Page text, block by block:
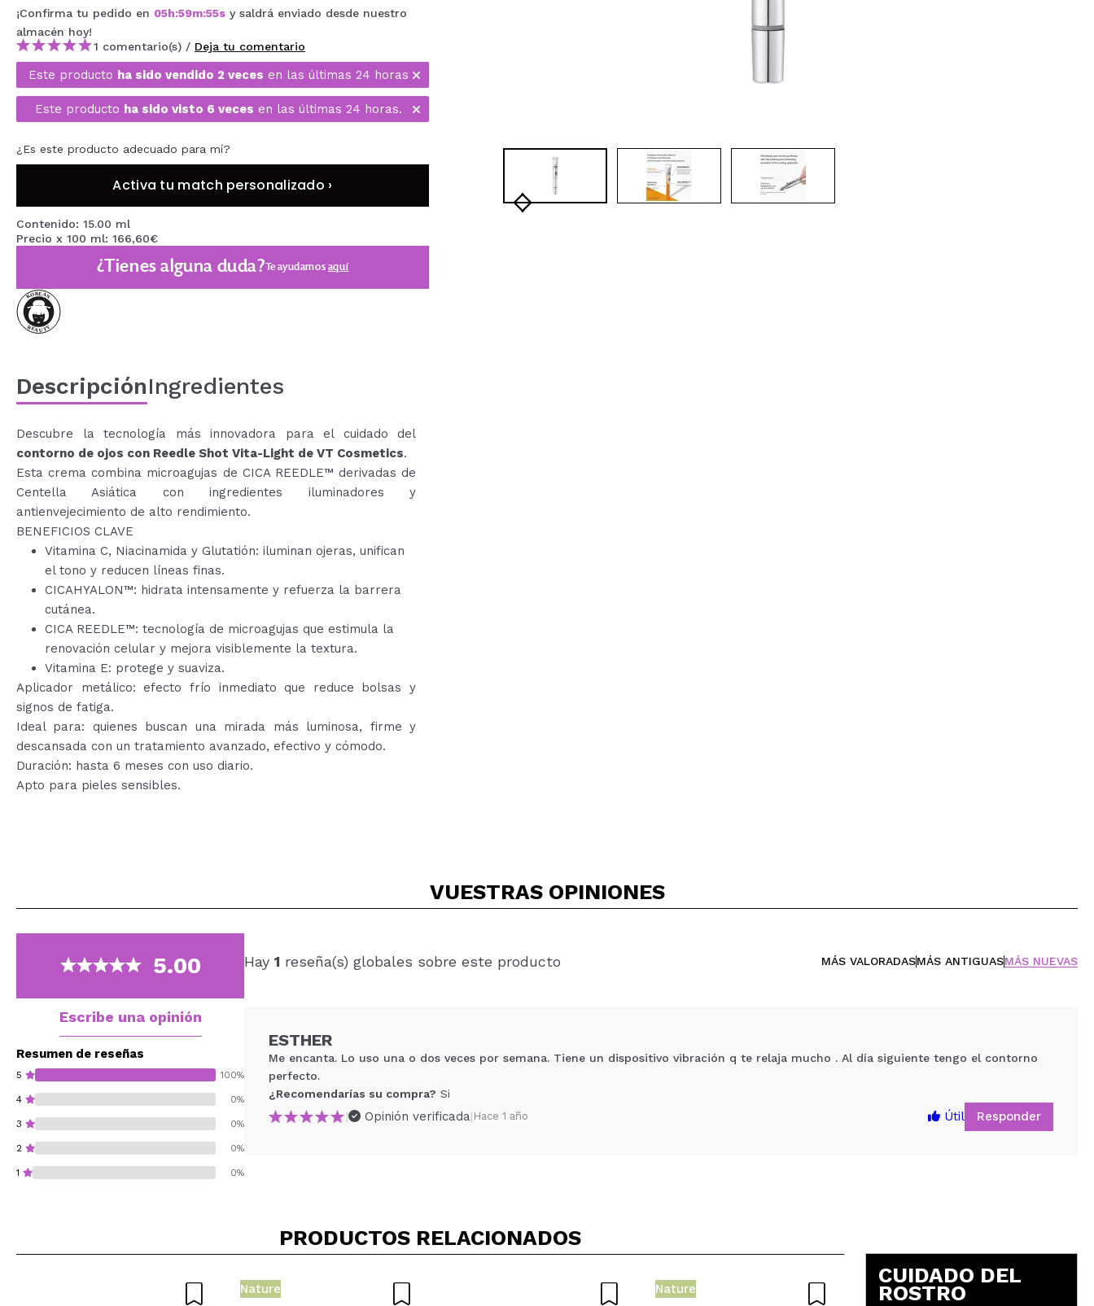
MAQUIFARMA
KOREA ZONE
TRAVEL SIZE
NATURE
OFERTAS
OUTLET
¡HAN VUELTO!
PRÓXIMAMENTE
BLOG
CREAR CUENTA
¡Confirma tu pedido en 05h:59m:54s y saldrá enviado desde nuestro
almacén hoy!
1 comentario(s) / Deja tu comentario
Este producto ha sido vendido 2 veces en las últimas 24 horas
Este producto ha sido visto 6 veces en las últimas 24 horas.
¿Es este producto adecuado para mí?
Activa tu match personalizado ›
Contenido: 15.00 ml
Precio x 100 ml: 166,60€
¿Tienes alguna duda?Te ayudamosaquí
DescripciónIngredientes
Descubre la tecnología más innovadora para el cuidado del
contorno de ojos con Reedle Shot Vita-Light de VT Cosmetics.
Esta crema combina microagujas de CICA REEDLE™ derivadas de
Centella Asiática con ingredientes iluminadores y
antienvejecimiento de alto rendimiento.
BENEFICIOS CLAVE
Vitamina C, Niacinamida y Glutatión: iluminan ojeras, unifican
el tono y reducen líneas finas.
CICAHYALON™: hidrata intensamente y refuerza la barrera
cutánea.
CICA REEDLE™: tecnología de microagujas que estimula la
renovación celular y mejora visiblemente la textura.
Vitamina E: protege y suaviza.
Aplicador metálico: efecto frío inmediato que reduce bolsas y
signos de fatiga.
Ideal para: quienes buscan una mirada más luminosa, firme y
descansada con un tratamiento avanzado, efectivo y cómodo.
Duración: hasta 6 meses con uso diario.
Apto para pieles sensibles.
VUESTRAS OPINIONES
5.00
Escribe una opinión
Resumen de reseñas
5 100%
4 0%
3 0%
2 0%
1 0%
Hay 1 reseña(s) globales sobre este producto MÁS VALORADASMÁS ANTIGUASMÁS NUEVAS
ESTHER
Me encanta. Lo uso una o dos veces por semana. Tiene un dispositivo vibración q te relaja mucho . Al día siguiente tengo el contorno
perfecto.
¿Recomendarías su compra? Si
|
Opinión verificada| Hace 1 año Útil Responder
PRODUCTOS RELACIONADOS
Nature Nature
CUIDADO DEL
ROSTRO